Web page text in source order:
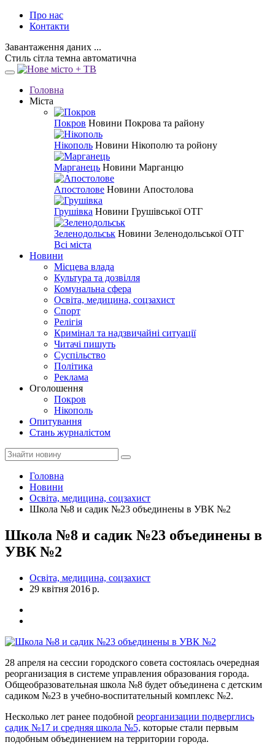
Про нас
Контакти
Завантаження даних ...
Стиль сітла темна автоматична
Головна
Міста
Покров Новини Покрова та району
Нікополь Новини Нікополю та ройону
Марганець Новини Марганцю
Апостолове Новини Апостолова
Грушівка Новини Грушівської ОТГ
Зеленодольськ Новини Зеленодольської ОТГ
Всі міста
Новини
Місцева влада
Культура та дозвілля
Комунальна сфера
Освіта, медицина, соцзахист
Спорт
Релігія
Кримінал та надзвичайні ситуації
Читачі пишуть
Суспільство
Політика
Реклама
Оголошення
Покров
Нікополь
Опитування
Стань журналістом
Головна
Новини
Освіта, медицина, соцзахист
Школа №8 и садик №23 объединены в УВК №2
Школа №8 и садик №23 объединены в
УВК №2
Освіта, медицина, соцзахист
29 квітня 2016 р.
28 апреля на сессии городского совета состоялась очередная
реорганизация в системе управления образования города.
Общеобразовательная школа №8 будет объединена с детским
садиком №23 в учебно-воспитательный комплекс №2.
Несколько лет ранее подобной реорганизации подверглись
садик №17 и средняя школа №5, которые стали первым
подобным объединением на территории города.